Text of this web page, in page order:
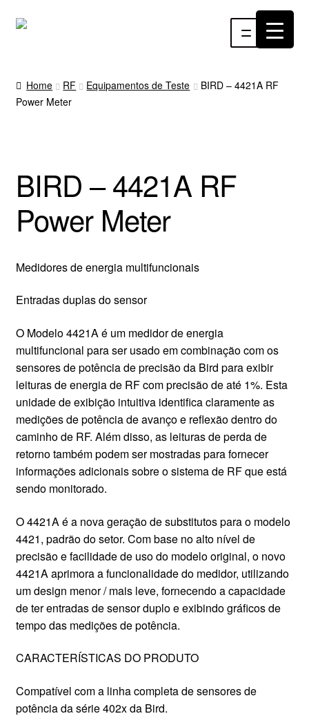
Pular
Pular
conteúdo
Menu
ÁUDIO
VÍDEO
RÁDIO WEBTV
Home RF Equipamentos de Teste
BIRD – 4421A RF
Power Meter
BIRD – 4421A RF
Power Meter
Medidores de energia multifuncionais
Entradas duplas do sensor
O Modelo 4421A é um medidor de energia
multifuncional para ser usado em combinação com os
sensores de potência de precisão da Bird para exibir
leituras de energia de RF com precisão de até 1%. Esta
unidade de exibição intuitiva identifica claramente as
medições de potência de avanço e reflexão dentro do
caminho de RF. Além disso, as leituras de perda de
retorno também podem ser mostradas para fornecer
informações adicionais sobre o sistema de RF que está
sendo monitorado.
O 4421A é a nova geração de substitutos para o modelo
4421, padrão do setor. Com base no alto nível de
precisão e facilidade de uso do modelo original, o novo
4421A aprimora a funcionalidade do medidor, utilizando
um design menor / mais leve, fornecendo a capacidade
de ter entradas de sensor duplo e exibindo gráficos de
tempo das medições de potência.
CARACTERÍSTICAS DO PRODUTO
Compatível com a linha completa de sensores de
potência da série 402x da Bird.